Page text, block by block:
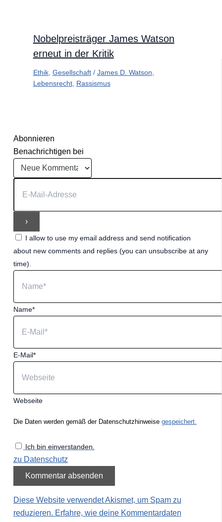
Nobelpreisträger James Watson
erneut in der Kritik
Ethik, Gesellschaft/ James D. Watson
Lebensrecht, Rassismus
Abonnieren
Benachrichtigen bei
I allow to use my email address and send notification
about new comments and replies (you can unsubscribe at any
time).
Name*
E-Mail*
Webseite
Die Daten werden gemäß der Datenschutzhinweise gespeichert.
Ich bin einverstanden.
zu Datenschutz
Diese Website verwendet Akismet, um Spam zu
reduzieren. Erfahre, wie deine Kommentardaten